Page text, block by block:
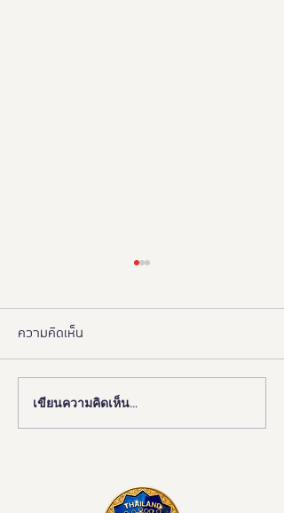
งานดี “ยูดี” ที่ทุกคนต้องห้าม
พลาด!
ความคิดเห็น
เขียนความคิดเห็น…